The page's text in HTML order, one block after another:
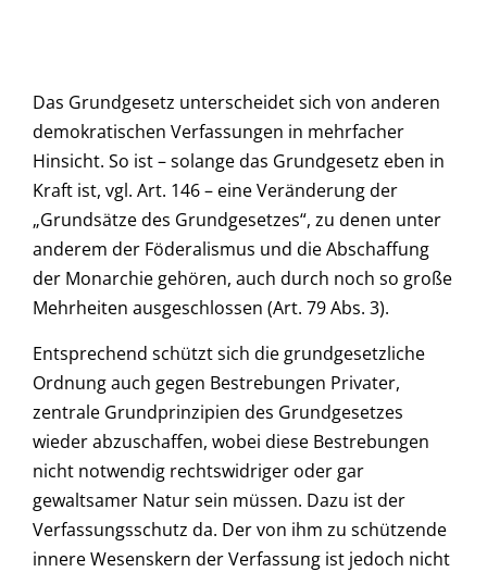
Das Grundgesetz unterscheidet sich von anderen
demokratischen Verfassungen in mehrfacher
Hinsicht. So ist – solange das Grundgesetz eben in
Kraft ist, vgl. Art. 146 – eine Veränderung der
„Grundsätze des Grundgesetzes“, zu denen unter
anderem der Föderalismus und die Abschaffung
der Monarchie gehören, auch durch noch so große
Mehrheiten ausgeschlossen (Art. 79 Abs. 3).
Entsprechend schützt sich die grundgesetzliche
Ordnung auch gegen Bestrebungen Privater,
zentrale Grundprinzipien des Grundgesetzes
wieder abzuschaffen, wobei diese Bestrebungen
nicht notwendig rechtswidriger oder gar
gewaltsamer Natur sein müssen. Dazu ist der
Verfassungsschutz da. Der von ihm zu schützende
innere Wesenskern der Verfassung ist jedoch nicht